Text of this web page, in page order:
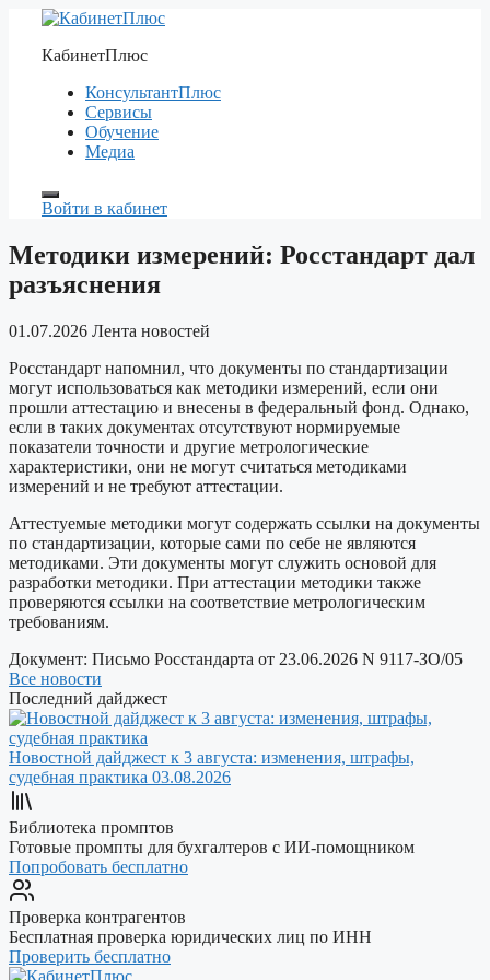
Перейти
содержимому
КабинетПлюс
КонсультантПлюс
Сервисы
Обучение
Медиа
Войти в кабинет
Методики измерений: Росстандарт дал
разъяснения
01.07.2026 Лента новостей
Росстандарт напомнил, что документы по стандартизации
могут использоваться как методики измерений, если они
прошли аттестацию и внесены в федеральный фонд. Однако,
если в таких документах отсутствуют нормируемые
показатели точности и другие метрологические
характеристики, они не могут считаться методиками
измерений и не требуют аттестации.
Аттестуемые методики могут содержать ссылки на документы
по стандартизации, которые сами по себе не являются
методиками. Эти документы могут служить основой для
разработки методики. При аттестации методики также
проверяются ссылки на соответствие метрологическим
требованиям.
Документ: Письмо Росстандарта от 23.06.2026 N 9117-ЗО/05
Все новости
Последний дайджест
Новостной дайджест к 3 августа: изменения, штрафы,
судебная практика 03.08.2026
Библиотека промптов
Готовые промпты для бухгалтеров с ИИ-помощником
Попробовать бесплатно
Проверка контрагентов
Бесплатная проверка юридических лиц по ИНН
Проверить бесплатно